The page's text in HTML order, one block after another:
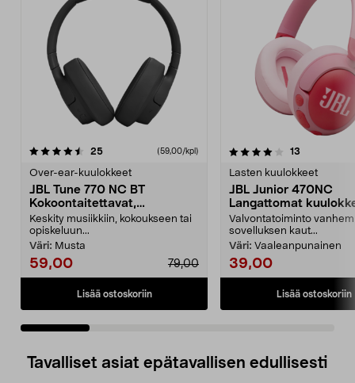
25arvostelut (59,00/kpl)
Over-ear-kuulokkeet
JBL Tune 770 NC BT
Kokoontaitettavat,
langattomat over-ear-
kuulokkeet
Keskity musiikkiin, kokoukseen tai
opiskeluun...
Väri: Musta
59,00 79,00
Lisää ostoskoriin
4.0 viidestä
13
Lasten kuulokkeet
JBL Junior 470NC
Langattomat
lasten ANC
Valvontatoiminto
sovelluksen kaut...
Väri: Vaaleanpunainen
39,00
Lisää ostoskoriin
4.5 viidestä
Tavalliset asiat epätavallisen edullisesti